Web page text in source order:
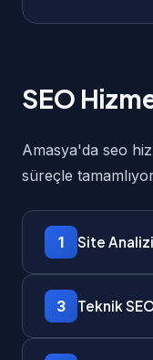
SEO
Amasya'da seo
süreçle
1 Site Analizi
3 Teknik